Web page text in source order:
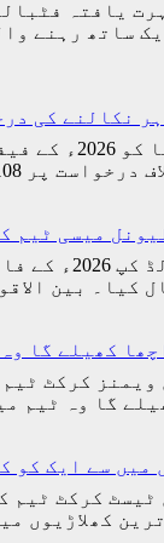
یافتہ
ساتھ رہنے
پر 2 کروڑ 33 لاکھ
اسلام
ریکارڈ توڑنے کے قریب پہنچ گئی تھی۔…
میسی ٹیم
کیا۔ بین
کھیلے گا
ویمنز کرکٹ
گا وہ ٹیم
میں سے ایک کو
ٹیسٹ کرکٹ
کھلاڑیوں